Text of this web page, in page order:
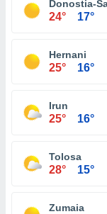
Donostia-
24° 17°
Hernani
25° 16°
Irun
25° 16°
Tolosa
28° 15°
Zumaia